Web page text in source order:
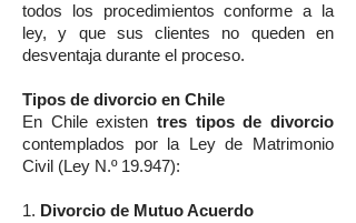
todos los procedimientos conforme a la
ley, y que sus clientes no queden en
desventaja durante el proceso.
Tipos de divorcio en Chile
En Chile existen tres tipos de divorcio
contemplados por la Ley de Matrimonio
Civil (Ley N.º 19.947):
1. Divorcio de Mutuo Acuerdo